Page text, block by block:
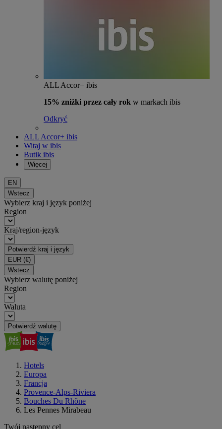
ALL Accor+ ibis
15% zniżki przez cały rok w markach ibis
Odkryć
ALL Accor+ ibis
Witaj w ibis
Butik ibis
Więcej
EN
Wstecz
Wybierz kraj i język poniżej
Region
Kraj/region-język
Potwierdź kraj i język
EUR (€)
Wstecz
Wybierz walutę poniżej
Region
Waluta
Potwierdź walutę
Hotels
Europa
Francja
Provence-Alps-Riviera
Bouches Du Rhône
Les Pennes Mirabeau
Twój następny cel